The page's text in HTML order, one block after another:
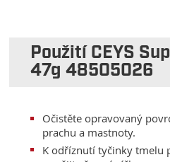
Použití CEYS
47g 48505026
Očistěte opravovaný
prachu a mastnoty.
K odříznutí tyčinky tmelu